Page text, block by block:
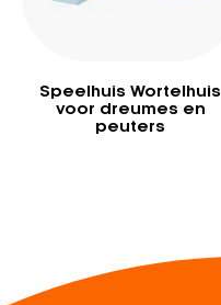
Speelhuis Wortelhuis
voor dreumes en
peuters